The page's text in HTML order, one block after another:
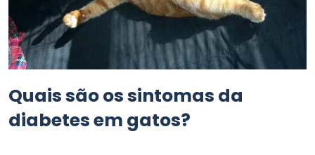
Quais são os sintomas da
diabetes em gatos?